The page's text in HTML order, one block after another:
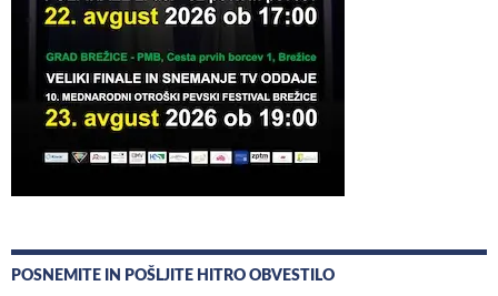
POSNEMITE IN POŠLJITE HITRO OBVESTILO